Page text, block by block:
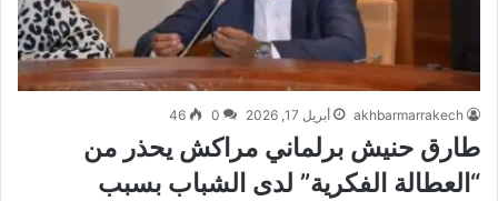
akhbarmarrakech أبريل 17, 2026 0
46
طارق حنيش برلماني مراكش يحذر من
“العطالة الفكرية” لدى الشباب بسبب